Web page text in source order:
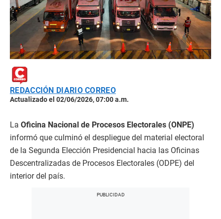
REDACCIÓN DIARIO CORREO
Actualizado el 02/06/2026, 07:00 a.m.
La Oficina Nacional de Procesos Electorales (ONPE)
informó que culminó el despliegue del material electoral
de la Segunda Elección Presidencial hacia las Oficinas
Descentralizadas de Procesos Electorales (ODPE) del
interior del país.